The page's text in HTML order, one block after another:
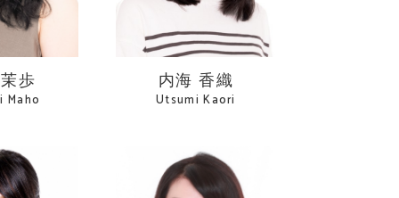
歩
Maho
内海 香織
Utsumi Kaori